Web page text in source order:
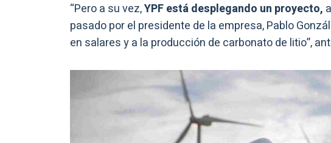
“Pero a su vez,YPF está desplegando un proyecto,
pasado por el presidente de la empresa, Pablo
en salares y a la producción de carbonato de litio”,